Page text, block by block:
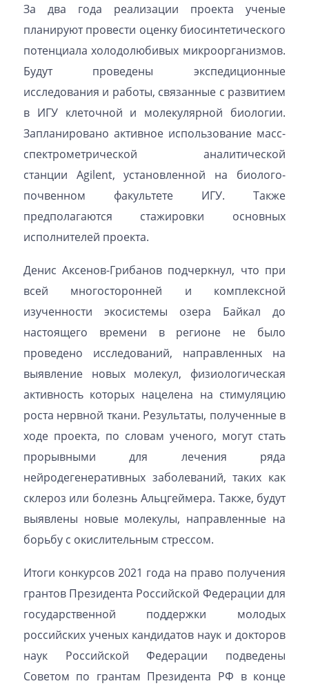
За два года реализации проекта ученые
планируют провести оценку биосинтетического
потенциала холодолюбивых микроорганизмов.
Будут проведены экспедиционные
исследования и работы, связанные с развитием
в ИГУ клеточной и молекулярной биологии.
Запланировано активное использование масс-
спектрометрической аналитической
станции Agilent, установленной на биолого-
почвенном факультете ИГУ. Также
предполагаются стажировки основных
исполнителей проекта.
Денис Аксенов-Грибанов подчеркнул, что при
всей многосторонней и комплексной
изученности экосистемы озера Байкал до
настоящего времени в регионе не было
проведено исследований, направленных на
выявление новых молекул, физиологическая
активность которых нацелена на стимуляцию
роста нервной ткани. Результаты, полученные в
ходе проекта, по словам ученого, могут стать
прорывными для лечения ряда
нейродегенеративных заболеваний, таких как
склероз или болезнь Альцгеймера. Также, будут
выявлены новые молекулы, направленные на
борьбу с окислительным стрессом.
Итоги конкурсов 2021 года на право получения
грантов Президента Российской Федерации для
государственной поддержки молодых
российских ученых кандидатов наук и докторов
наук Российской Федерации подведены
Советом по грантам Президента РФ в конце